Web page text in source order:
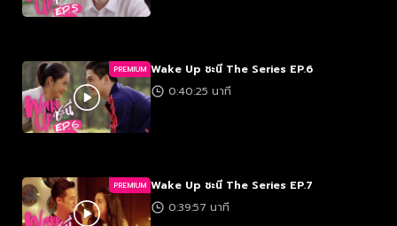
PREMIUM Wake Up ชะนี The Series EP.6
0:40:25 นาที
PREMIUM Wake Up ชะนี The Series EP.7
0:39:57 นาที